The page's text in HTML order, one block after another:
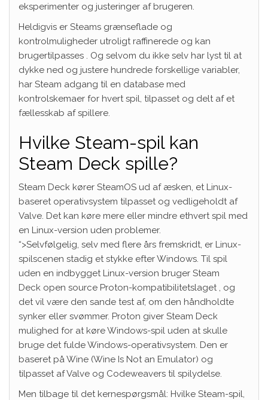
eksperimenter og justeringer af brugeren.
Heldigvis er Steams grænseflade og
kontrolmuligheder utroligt raffinerede og kan
brugertilpasses . Og selvom du ikke selv har lyst til at
dykke ned og justere hundrede forskellige variabler,
har Steam adgang til en database med
kontrolskemaer for hvert spil, tilpasset og delt af et
fællesskab af spillere.
Hvilke Steam-spil kan
Steam Deck spille?
Steam Deck kører SteamOS ud af æsken, et Linux-
baseret operativsystem tilpasset og vedligeholdt af
Valve. Det kan køre mere eller mindre ethvert spil med
en Linux-version uden problemer.
“>Selvfølgelig, selv med flere års fremskridt, er Linux-
spilscenen stadig et stykke efter Windows. Til spil
uden en indbygget Linux-version bruger Steam
Deck open source Proton-kompatibilitetslaget , og
det vil være den sande test af, om den håndholdte
synker eller svømmer. Proton giver Steam Deck
mulighed for at køre Windows-spil uden at skulle
bruge det fulde Windows-operativsystem. Den er
baseret på Wine (Wine Is Not an Emulator) og
tilpasset af Valve og Codeweavers til spilydelse.
Men tilbage til det kernespørgsmål: Hvilke Steam-spil,